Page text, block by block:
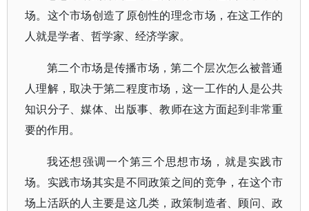
场。这个市场创造了原创性的理念市场，在这工作的
人就是学者、哲学家、经济学家。
第二个市场是传播市场，第二个层次怎么被普通
人理解，取决于第二程度市场，这一工作的人是公共
知识分子、媒体、出版事、教师在这方面起到非常重
要的作用。
我还想强调一个第三个思想市场，就是实践市
场。实践市场其实是不同政策之间的竞争，在这个市
场上活跃的人主要是这几类，政策制造者、顾问、政